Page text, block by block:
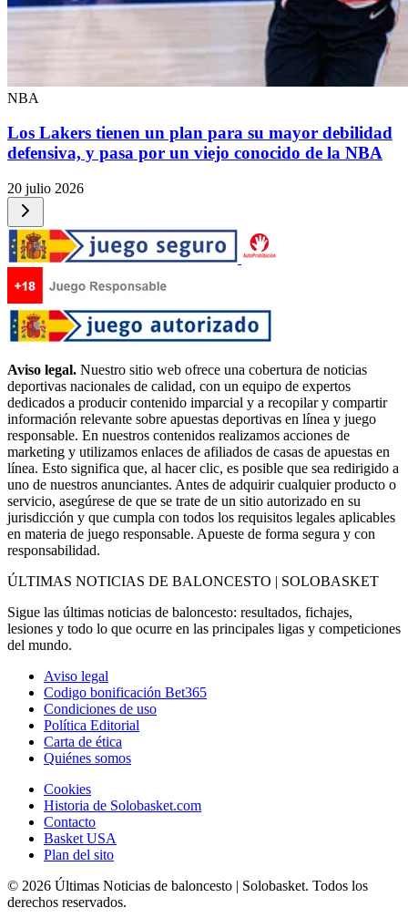
NBA
Los Lakers tienen un plan para su mayor debilidad
defensiva, y pasa por un viejo conocido de la NBA
20 julio 2026
Aviso legal. Nuestro sitio web ofrece una cobertura de noticias
deportivas nacionales de calidad, con un equipo de expertos
dedicados a producir contenido imparcial y a recopilar y compartir
información relevante sobre apuestas deportivas en línea y juego
responsable. En nuestros contenidos realizamos acciones de
marketing y utilizamos enlaces de afiliados de casas de apuestas en
línea. Esto significa que, al hacer clic, es posible que sea redirigido a
uno de nuestros anunciantes. Antes de adquirir cualquier producto o
servicio, asegúrese de que se trate de un sitio autorizado en su
jurisdicción y que cumpla con todos los requisitos legales aplicables
en materia de juego responsable. Apueste de forma segura y con
responsabilidad.
ÚLTIMAS NOTICIAS DE BALONCESTO | SOLOBASKET
Sigue las últimas noticias de baloncesto: resultados, fichajes,
lesiones y todo lo que ocurre en las principales ligas y competiciones
del mundo.
Aviso legal
Codigo bonificación Bet365
Condiciones de uso
Política Editorial
Carta de ética
Quiénes somos
Cookies
Historia de Solobasket.com
Contacto
Basket USA
Plan del sito
© 2026 Últimas Noticias de baloncesto | Solobasket. Todos los
derechos reservados.